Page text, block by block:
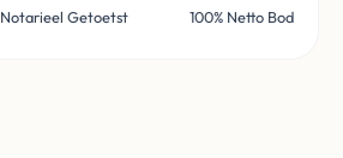
Notarieel Getoetst 100% Netto Bod